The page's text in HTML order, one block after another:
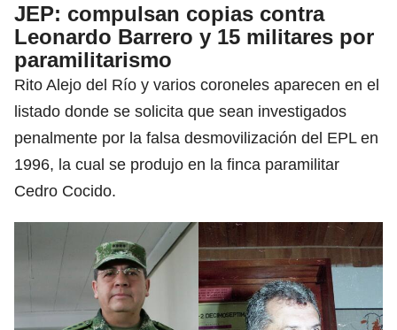
JEP: compulsan copias contra
Leonardo Barrero y 15 militares por
paramilitarismo
Rito Alejo del Río y varios coroneles aparecen en el
listado donde se solicita que sean investigados
penalmente por la falsa desmovilización del EPL en
1996, la cual se produjo en la finca paramilitar
Cedro Cocido.